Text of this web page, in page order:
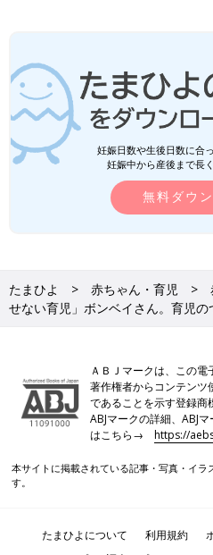
妊娠日数や生後日数に合
妊娠中から産後まで長
無料ダウ
たまひよ 赤ちゃん・育児
せない育児」ボンベイさん。育児
ＡＢＪマークは、この電
著作権者からコンテンツ
であることを示す登録商
ABJマークの詳細、ABJ
はこちら→https://
本サイトに掲載されている記事・写真・イラ
す。
たまひよについて 利用規約